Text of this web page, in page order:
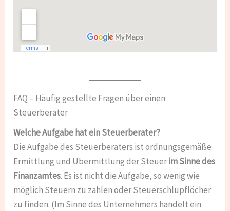
FAQ – Häufig gestellte Fragen über einen
Steuerberater
Welche Aufgabe hat ein Steuerberater?
Die Aufgabe des Steuerberaters ist ordnungsgemäße
Ermittlung und Übermittlung der Steuerim Sinne des
Finanzamtes. Es ist nicht die Aufgabe, so wenig wie
möglich Steuern zu zahlen oder Steuerschlupflöcher
zu finden. (Im Sinne des Unternehmers handelt ein